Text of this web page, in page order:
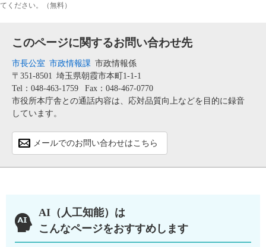
てください。（無料）
このページに関するお問い合わせ先
市長公室 市政情報課 市政情報係
〒351-8501 埼玉県朝霞市本町1-1-1
Tel：048-463-1759
Fax：048-467-0770
市役所本庁舎との通話内容は、応対品質向上などを目的に録音
しています。
メールでのお問い合わせはこちら
AI（人工知能）は
こんなページをおすすめします